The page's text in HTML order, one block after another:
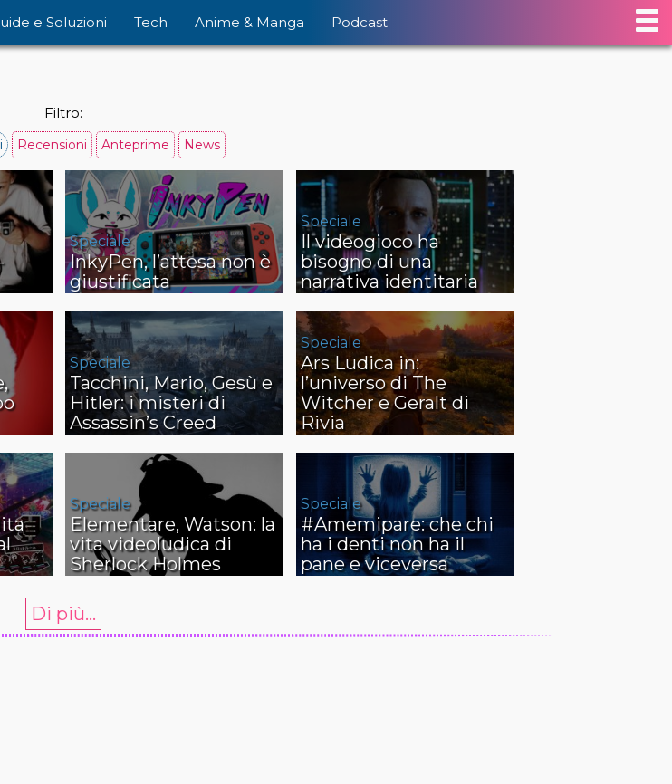
e Soluzioni Tech Anime & Manga Podcast
Filtro:
Recensioni Anteprime News
Speciale
InkyPen, l’attesa non è
giustificata
Speciale
Il videogioco ha
bisogno di una
narrativa identitaria
Speciale
Tacchini, Mario, Gesù e
Hitler: i misteri di
Assassin’s Creed
Speciale
Ars Ludica in:
l’universo di The
Witcher e Geralt di
Rivia
Speciale
Elementare, Watson: la
vita videoludica di
Sherlock Holmes
Speciale
#Amemipare: che chi
ha i denti non ha il
pane e viceversa
Di più...